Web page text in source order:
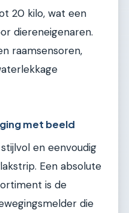
20 kilo, wat een
diereneigenaren.
raamsensoren,
met beeld
en eenvoudig
Een absolute
is de
die